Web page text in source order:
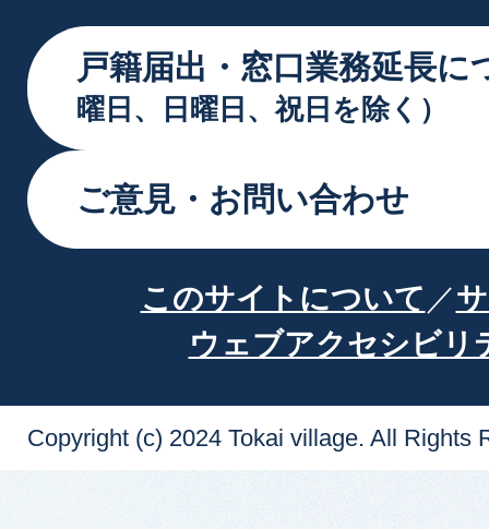
戸籍届出・窓口業務延長に
曜日、日曜日、祝日を除く）
ご意見・お問い合わせ
このサイトについて
ウェブアクセシビリ
Copyright (c) 2024 Tokai village. All Rights